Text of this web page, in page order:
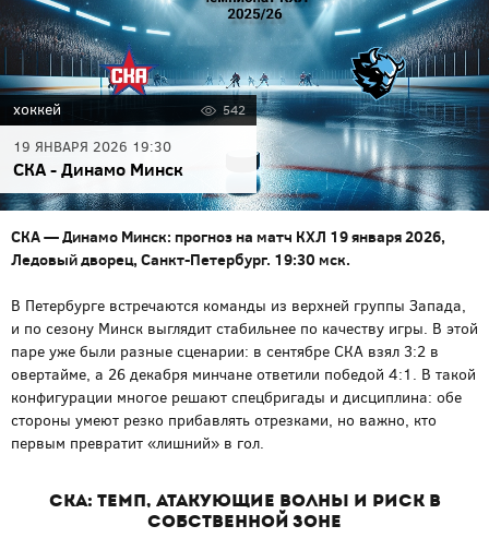
хоккей 542
19 ЯНВАРЯ 2026 19:30
СКА - Динамо Минск
СКА — Динамо Минск: прогноз на матч КХЛ 19 января 2026,
Ледовый дворец, Санкт-Петербург. 19:30 мск.
В Петербурге встречаются команды из верхней группы Запада,
и по сезону Минск выглядит стабильнее по качеству игры. В этой
паре уже были разные сценарии: в сентябре СКА взял 3:2 в
овертайме, а 26 декабря минчане ответили победой 4:1. В такой
конфигурации многое решают спецбригады и дисциплина: обе
стороны умеют резко прибавлять отрезками, но важно, кто
первым превратит «лишний» в гол.
СКА: темп, атакующие волны и риск в
собственной зоне